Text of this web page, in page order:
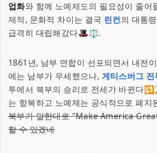
업화와 함께 노예제도의 필요성이 줄어
제적, 문화적 차이는 결국 린컨의 대통
급격히 대립해갔다🎩⚖️.
1861년, 남부 연합이 선포되면서 내전
에는 남부가 우세했으나, 게티스버그 전
투에서 북부의 승리로 전세가 바뀐다
는 항복하고 노예제는 공식적으로 폐지
북부가 말한대로 "Make America
할 수 있겠네